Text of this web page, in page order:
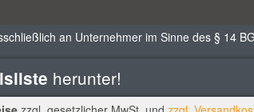
an Unternehmer im Sinne des § 14
herunter!